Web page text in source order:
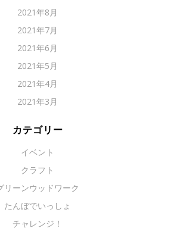
2021年8月
2021年7月
2021年6月
2021年5月
2021年4月
2021年3月
カテゴリー
イベント
クラフト
リーンウッドワーク
たんぼでいっしょ
チャレンジ！